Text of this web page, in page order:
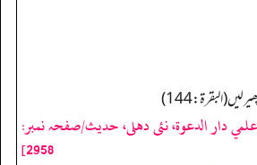
(البقرۃ: 144)
دار الدعوة، نئى دهلى، حدیث/صفحہ نمبر:
2958]